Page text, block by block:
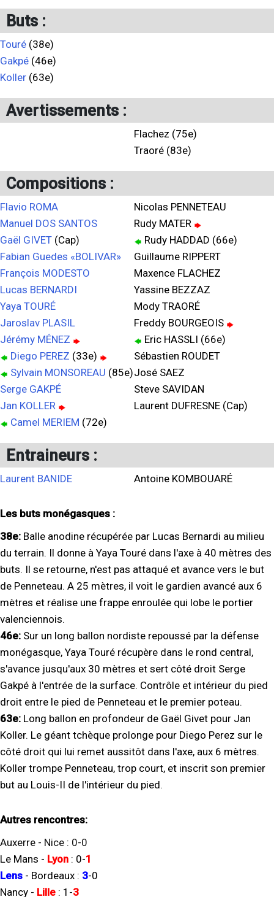
Buts :
Touré (38e)
Gakpé (46e)
Koller (63e)
Avertissements :
Flachez (75e)
Traoré (83e)
Compositions :
Flavio ROMA
Manuel DOS SANTOS
Gaël GIVET (Cap)
Fabian Guedes «BOLIVAR»
François MODESTO
Lucas BERNARDI
Yaya TOURÉ
Jaroslav PLASIL
Jérémy MÉNEZ
Diego PEREZ (33e)
Sylvain MONSOREAU (85e)
Serge GAKPÉ
Jan KOLLER
Camel MERIEM (72e)
Nicolas PENNETEAU
Rudy MATER
Rudy HADDAD (66e)
Guillaume RIPPERT
Maxence FLACHEZ
Yassine BEZZAZ
Mody TRAORÉ
Freddy BOURGEOIS
Eric HASSLI (66e)
Sébastien ROUDET
José SAEZ
Steve SAVIDAN
Laurent DUFRESNE (Cap)
Entraineurs :
Laurent BANIDE Antoine KOMBOUARÉ
Les buts monégasques :
38e: Balle anodine récupérée par Lucas Bernardi au milieu
du terrain. Il donne à Yaya Touré dans l'axe à 40 mètres des
buts. Il se retourne, n'est pas attaqué et avance vers le but
de Penneteau. A 25 mètres, il voit le gardien avancé aux 6
mètres et réalise une frappe enroulée qui lobe le portier
valenciennois.
46e: Sur un long ballon nordiste repoussé par la défense
monégasque, Yaya Touré récupère dans le rond central,
s'avance jusqu'aux 30 mètres et sert côté droit Serge
Gakpé à l'entrée de la surface. Contrôle et intérieur du pied
droit entre le pied de Penneteau et le premier poteau.
63e: Long ballon en profondeur de Gaël Givet pour Jan
Koller. Le géant tchèque prolonge pour Diego Perez sur le
côté droit qui lui remet aussitôt dans l'axe, aux 6 mètres.
Koller trompe Penneteau, trop court, et inscrit son premier
but au Louis-II de l'intérieur du pied.
Autres rencontres:
Auxerre - Nice : 0-0
Le Mans - Lyon : 0-1
Lens - Bordeaux : 3-0
Nancy - Lille : 1 -3